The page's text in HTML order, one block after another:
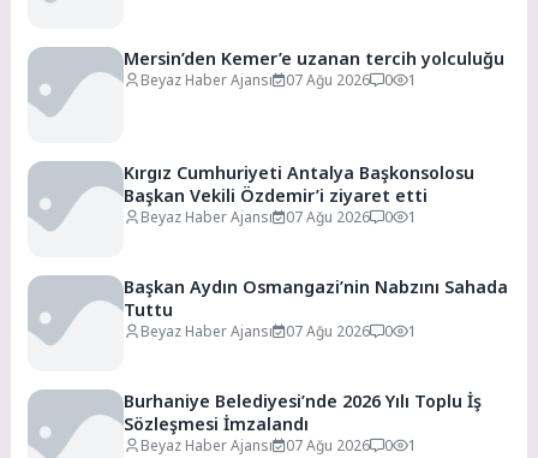
Mersin’den Kemer’e uzanan tercih yolculuğu
Beyaz Haber Ajansı 07 Ağu 2026 0 1
Kırgız Cumhuriyeti Antalya Başkonsolosu
Başkan Vekili Özdemir’i ziyaret etti
Beyaz Haber Ajansı 07 Ağu 2026 0 1
Başkan Aydın Osmangazi’nin Nabzını Sahada
Tuttu
Beyaz Haber Ajansı 07 Ağu 2026 0 1
Burhaniye Belediyesi’nde 2026 Yılı Toplu İş
Sözleşmesi İmzalandı
Beyaz Haber Ajansı 07 Ağu 2026 0 1